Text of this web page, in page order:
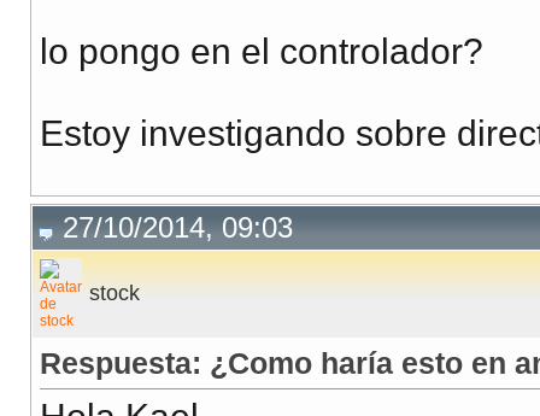
lo pongo en el controlador?
Estoy investigando sobre
27/10/2014, 09:03
stock
Respuesta: ¿Como haría esto en